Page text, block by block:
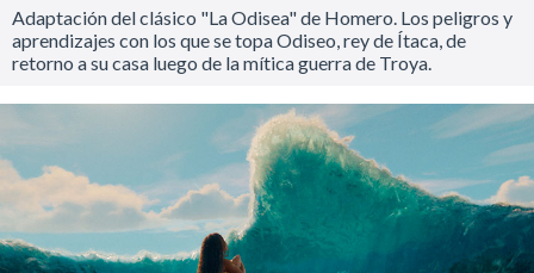
Adaptación del clásico "La Odisea" de Homero. Los peligros y
aprendizajes con los que se topa Odiseo, rey de Ítaca, de
retorno a su casa luego de la mítica guerra de Troya.